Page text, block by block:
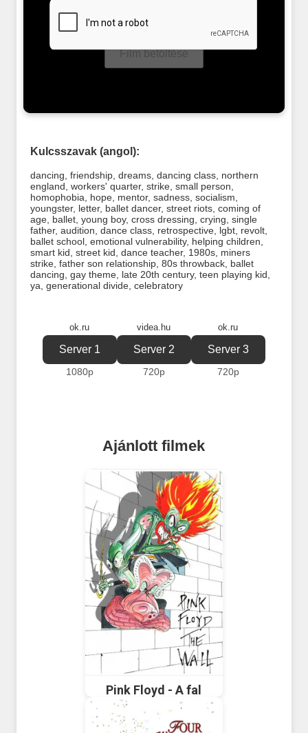
Film betöltése
Kulcsszavak (angol):
dancing friendship, dreams, dancing class, northern
england workers' quarter, strike, small person
homophobia
hope, mentor, sadness, socialism
youngster, letter, ballet dancer, street riots, coming of
age, ballet, young boy, cross dressing crying single
father, audition dance class, retrospective, lgbt, revolt,
ballet school, emotional vulnerability, helping children
smart kid street kid dance teacher, 1980s, miners
strike, father son relationship, 80s throwback, ballet
dancing gay theme, late 20th century, teen playing kid
ya generational divide, celebratory
ok.ru
Server 1
1080p
videa.hu
Server 2
720p
ok.ru
Server 3
720p
Ajánlott filmek
Pink Floyd - A fal